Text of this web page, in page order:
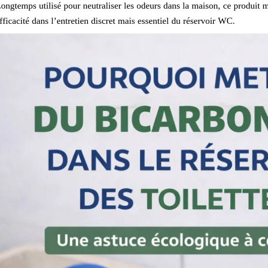
utilisé pour neutraliser les odeurs dans la maison, ce produit
dans l’entretien discret mais essentiel du réservoir WC.